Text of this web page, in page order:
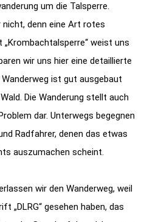
um die Talsperre.
denn eine Art rotes
weist uns
wir uns hier eine detaillierte
ist gut ausgebaut
Die Wanderung stellt auch
dar. Unterwegs begegnen
Radfahrer, denen das etwas
auszumachen scheint.
wir den Wanderweg, weil
„DLRG“ gesehen haben, das